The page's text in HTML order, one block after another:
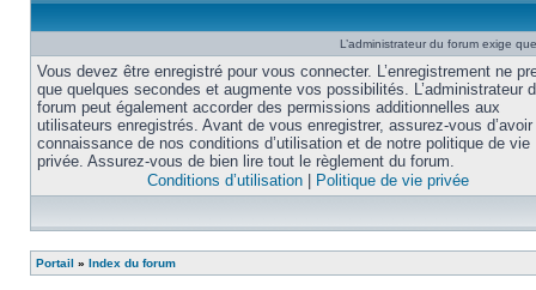
L’administrateur du forum exige
Vous devez être enregistré pour vous connecter. L’enregistrement ne
que quelques secondes et augmente vos possibilités. L’administrateur
forum peut également accorder des permissions additionnelles aux
utilisateurs enregistrés. Avant de vous enregistrer, assurez-vous
connaissance de nos conditions d’utilisation et de notre politique de vie
privée. Assurez-vous de bien lire tout le règlement du forum.
Conditions d’utilisation
Politique de vie privée
Portail » Index du forum